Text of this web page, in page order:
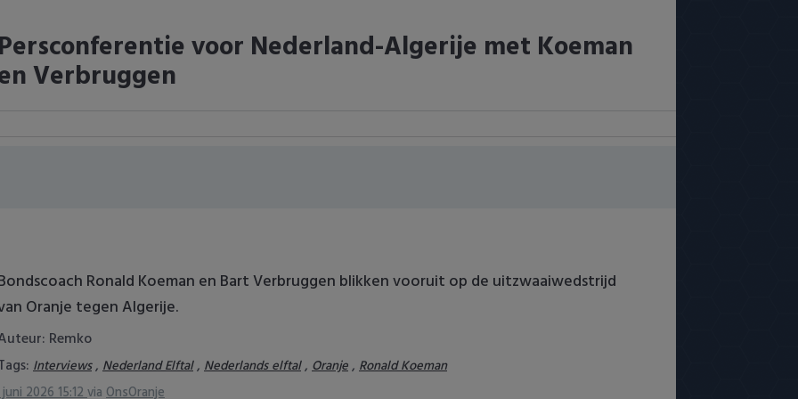
voor Nederland-Algerije met Koeman
Verbruggen
Ronald Koeman en Bart Verbruggen blikken vooruit op de uitzwaaiwedstrijd
Oranje tegen Algerije.
Remko
Interviews, Nederland Elftal, Nederlands elftal, Oranje, Ronald Koeman
2026 15:12via OnsOranje